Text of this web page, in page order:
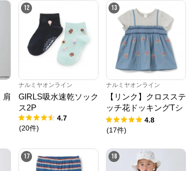
肩
12
ナルミヤオンライン
GIRLS吸水速乾ソック
ス2P
4.7
(20件)
13
ナルミヤオンライン
【リンク】クロスステ
ッチ花ドッキングTシ
ャツ
4.8
(17件)
17 18